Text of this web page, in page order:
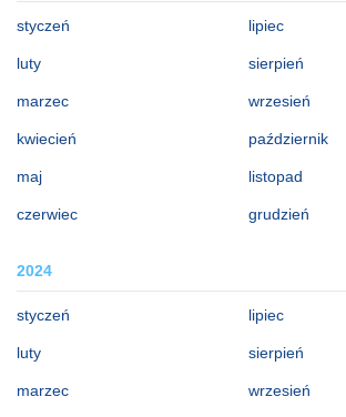
styczeń
luty
marzec
kwiecień
maj
czerwiec
lipiec
sierpień
wrzesień
październik
listopad
grudzień
2024
styczeń
luty
marzec
lipiec
sierpień
wrzesień